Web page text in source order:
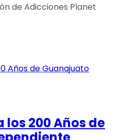
de Adicciones Planet
200 Años de